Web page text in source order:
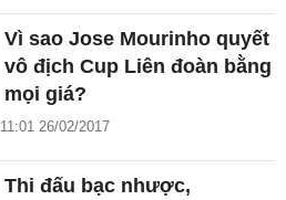
Vì sao Jose Mourinho quyết
vô địch Cup Liên đoàn bằng
mọi giá?
11:01 26/02/2017
Thi đấu bạc nhược,